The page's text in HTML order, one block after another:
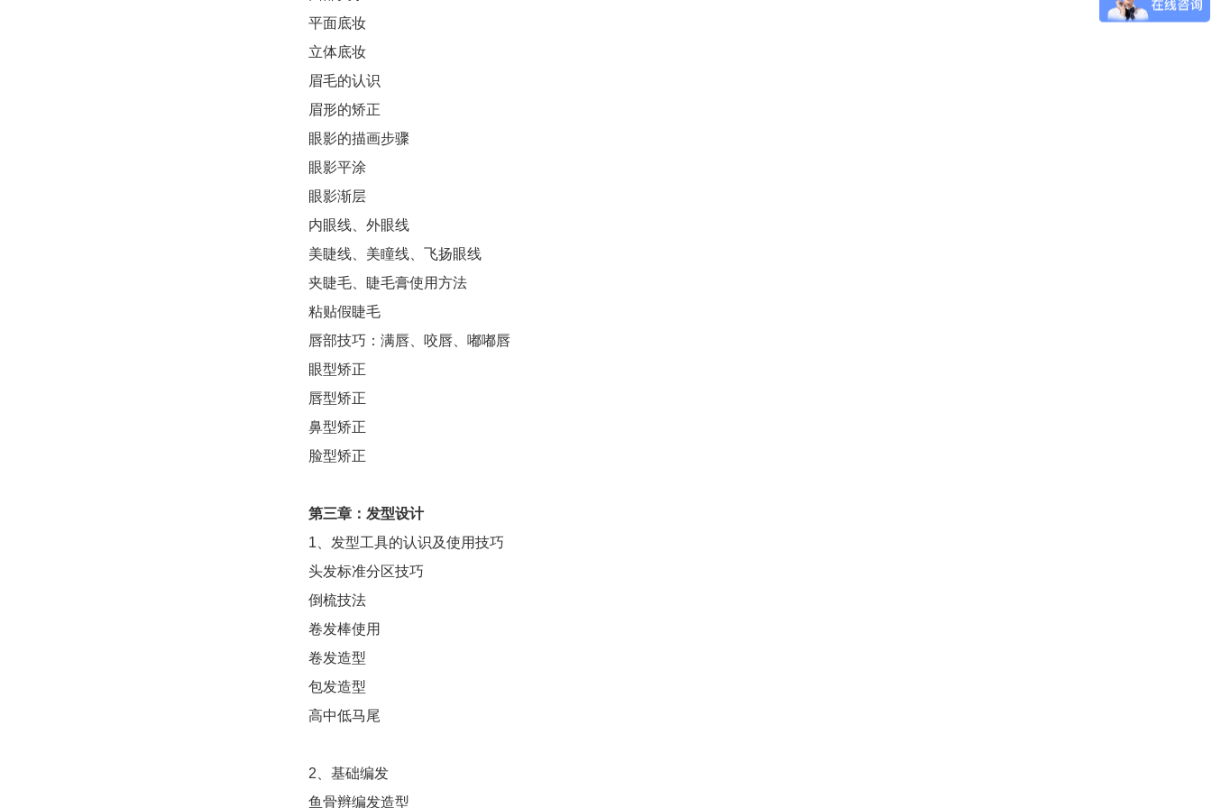
平面底妆
立体底妆
眉毛的认识
眉形的矫正
眼影的描画步骤
眼影平涂
眼影渐层
内眼线、外眼线
美睫线、美瞳线、飞扬眼线
夹睫毛、睫毛膏使用方法
粘贴假睫毛
唇部技巧：满唇、咬唇、嘟嘟唇
眼型矫正
唇型矫正
鼻型矫正
脸型矫正
第三章：发型设计
1、发型工具的认识及使用技巧
头发标准分区技巧
倒梳技法
卷发棒使用
卷发造型
包发造型
高中低马尾
2、基础编发
鱼骨辫编发造型